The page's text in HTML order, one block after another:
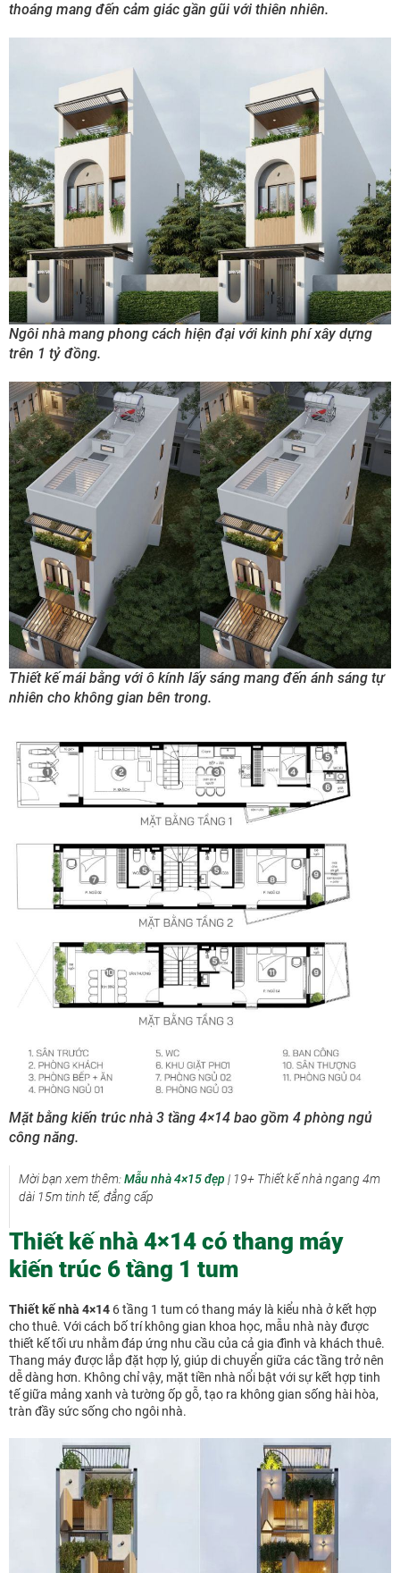
thoáng mang đến cảm giác gần gũi với thiên nhiên.
Ngôi nhà mang phong cách hiện đại với kinh phí xây dựng
trên 1 tỷ đồng.
Thiết kế mái bằng với ô kính lấy sáng mang đến ánh sáng tự
nhiên cho không gian bên trong.
Mặt bằng kiến trúc nhà 3 tầng 4×14 bao gồm 4 phòng ngủ
công năng.
Mời bạn xem thêm:Mẫu nhà 4×15 đẹp | 19+ Thiết kế nhà ngang 4m
dài 15m tinh tế, đẳng cấp
Thiết kế nhà 4×14 có thang máy
kiến trúc 6 tầng 1 tum
Thiết kế nhà 4×14 6 tầng 1 tum có thang máy là kiểu nhà ở kết hợp
cho thuê. Với cách bố trí không gian khoa học, mẫu nhà này được
thiết kế tối ưu nhằm đáp ứng nhu cầu của cả gia đình và khách thuê.
Thang máy được lắp đặt hợp lý, giúp di chuyển giữa các tầng trở nên
dễ dàng hơn. Không chỉ vậy, mặt tiền nhà nổi bật với sự kết hợp tinh
tế giữa mảng xanh và tường ốp gỗ, tạo ra không gian sống hài hòa,
tràn đầy sức sống cho ngôi nhà.